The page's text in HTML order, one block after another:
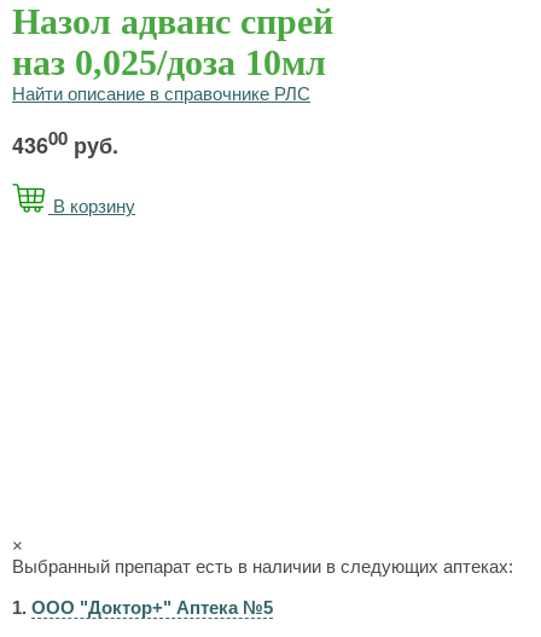
Назол адванс спрей
наз 0,025/доза 10мл
Найти описание в справочнике РЛС
43600 руб.
В корзину
×
Выбранный препарат есть в наличии в следующих аптеках:
1. ООО "Доктор+" Аптека №5